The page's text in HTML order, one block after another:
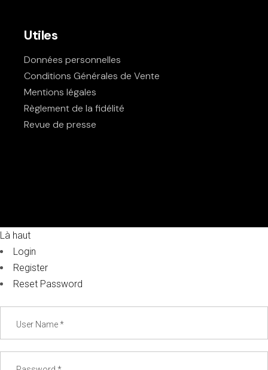
Utiles
Données personnelles
Conditions Générales de Vente
Mentions légales
Règlement de la fidélité
Revue de presse
Là haut
Login
Register
Reset Password